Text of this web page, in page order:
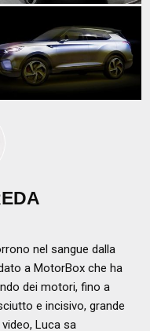
nel sangue dalla
a MotorBox che ha
dei motori, fino a
e incisivo, grande
Luca sa